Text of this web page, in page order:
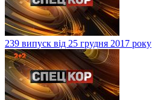
239 випуск від 25 грудня 2017 року